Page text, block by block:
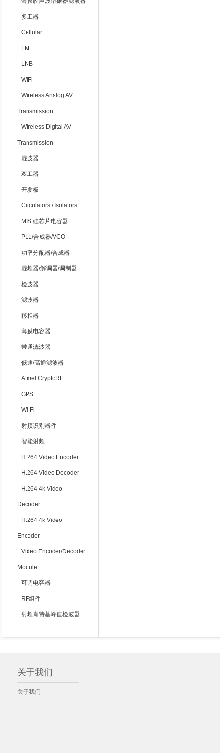
多工器
Cellular
FM
LNB
WiFi
Wireless Analog AV
Transmission
Wireless Digital AV
Transmission
混波器
双工器
开发板
Circulators / Isolators
MIS 硅芯片电容器
PLL/合成器/VCO
功率分配器/合成器
混频器/解调器/调制器
检波器
滤波器
移相器
薄膜电容器
带通滤波器
低通/高通滤波器
Atmel CryptoRF
GPS
Wi-Fi
射频识别器件
智能射频
H.264 Video Encoder
H.264 Video Decoder
H.264 4k Video
Decoder
H.264 4k Video
Encoder
Video Encoder/Decoder
Module
可调电容器
RF组件
射频肖特基峰值检波器
关于我们
关于我们